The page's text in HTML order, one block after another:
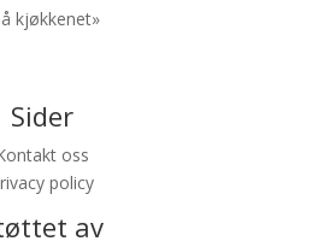
kjøkkenet»
Sider
oss
policy
av